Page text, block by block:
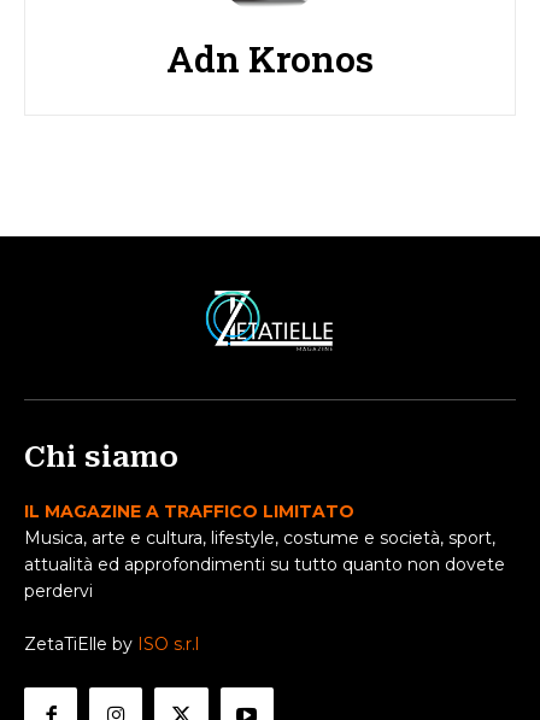
Adn Kronos
Chi siamo
IL MAGAZINE A TRAFFICO LIMITATO
Musica, arte e cultura, lifestyle, costume e società, sport,
attualità ed approfondimenti su tutto quanto non dovete
perdervi
ZetaTiElle by ISO s.r.l